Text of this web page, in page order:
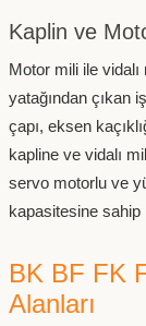
Kaplin ve
Motor mili ile vidalı
yatağından çıkan
çapı, eksen
kapline ve vidalı
servo motorlu ve
kapasitesine sahip
BK BF FK
Alanları